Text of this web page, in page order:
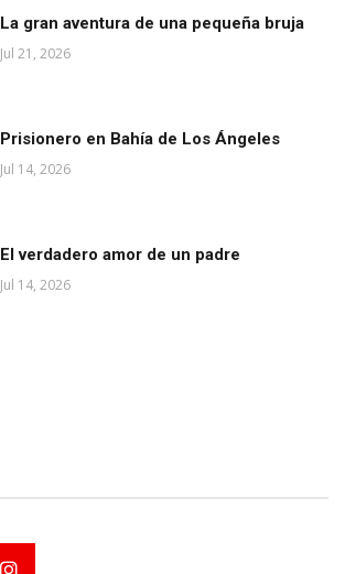
La gran aventura de una pequeña bruja
Jul 21, 2026
Prisionero en Bahía de Los Ángeles
Jul 14, 2026
El verdadero amor de un padre
Jul 14, 2026